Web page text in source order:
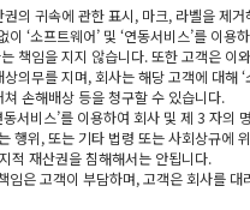
권의 귀속에 관한 표시, 마크, 라벨을 제
‘소프트웨어’ 및 ‘연동서비스’를 이용
책임을 지지 않습니다. 또한 고객은 이
의무를 지며, 회사는 해당 고객에 대해 ‘
손해배상 등을 청구할 수 있습니다.
서비스’를 이용하여 회사 및 제 3 자의
행위, 또는 기타 법령 또는 사회상규에
적 재산권을 침해해서는 안됩니다.
은 고객이 부담하며, 고객은 회사를 대